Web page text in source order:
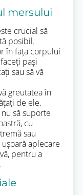
mersului
crucial să
posibil.
în fața corpului
pași
sau să vă
greutatea în
de ele.
să suporte
cu
sau
aplecare
pentru a